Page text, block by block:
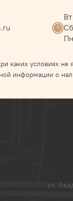
каких условиях не
информации о